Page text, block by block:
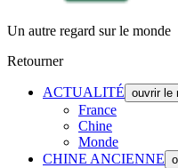
Un autre regard sur le monde
Retourner
ACTUALITÉ ouvrir le
France
Chine
Monde
CHINE ANCIENNE